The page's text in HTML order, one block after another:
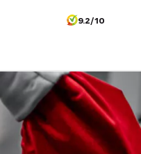
9.2/10